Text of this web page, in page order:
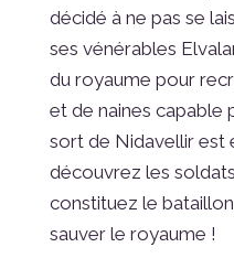
décidé à ne pas se
ses vénérables
du royaume pour
et de naines capable
sort de Nidavellir est
découvrez les
constituez le
sauver le royaume !